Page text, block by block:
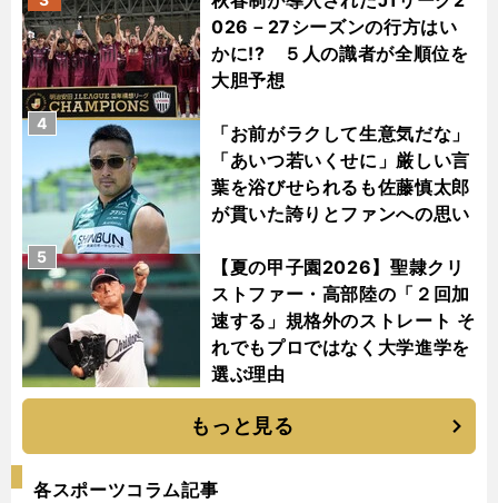
026－27シーズンの行方はい
かに!? ５人の識者が全順位を
大胆予想
「お前がラクして生意気だな」
「あいつ若いくせに」厳しい言
葉を浴びせられるも佐藤慎太郎
が貫いた誇りとファンへの思い
4
【夏の甲子園2026】聖隷クリ
ストファー・高部陸の「２回加
速する」規格外のストレート そ
れでもプロではなく大学進学を
選ぶ理由
5
もっと見る
各スポーツコラム記事